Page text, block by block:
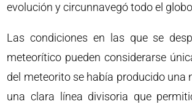
evolución y circunnavegó todo el
Las condiciones en las que se
meteorítico pueden considerarse
del meteorito se había producido una
una clara línea divisoria que